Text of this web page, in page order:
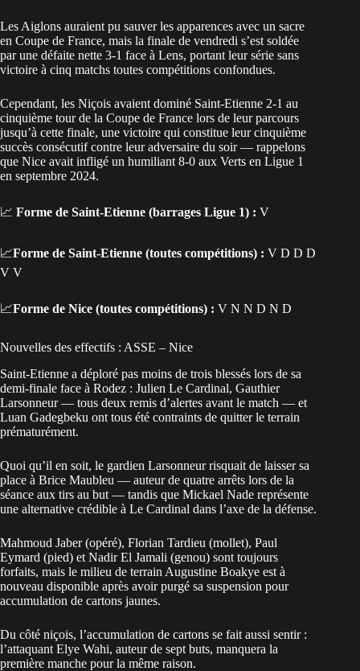
Les Aiglons auraient pu sauver les apparences avec un sacre
en Coupe de France, mais la finale de vendredi s’est soldée
par une défaite nette 3-1 face à Lens, portant leur série sans
victoire à cinq matchs toutes compétitions confondues.
Cependant, les Niçois avaient dominé Saint-Etienne 2-1 au
cinquième tour de la Coupe de France lors de leur parcours
jusqu’à cette finale, une victoire qui constitue leur cinquième
succès consécutif contre leur adversaire du soir — rappelons
que Nice avait infligé un humiliant 8-0 aux Verts en Ligue 1
en septembre 2024.
📈 Forme de Saint-Etienne (barrages Ligue 1) : V
📈Forme de Saint-Etienne (toutes compétitions) : V D D D
V V
📈Forme de Nice (toutes compétitions) : V N N D N D
Nouvelles des effectifs : ASSE – Nice
Saint-Etienne a déploré pas moins de trois blessés lors de sa
demi-finale face à Rodez : Julien Le Cardinal, Gauthier
Larsonneur — tous deux remis d’alertes avant le match — et
Luan Gadegbeku ont tous été contraints de quitter le terrain
prématurément.
Quoi qu’il en soit, le gardien Larsonneur risquait de laisser sa
place à Brice Maubleu — auteur de quatre arrêts lors de la
séance aux tirs au but — tandis que Mickael Nade représente
une alternative crédible à Le Cardinal dans l’axe de la défense.
Mahmoud Jaber (opéré), Florian Tardieu (mollet), Paul
Eymard (pied) et Nadir El Jamali (genou) sont toujours
forfaits, mais le milieu de terrain Augustine Boakye est à
nouveau disponible après avoir purgé sa suspension pour
accumulation de cartons jaunes.
Du côté niçois, l’accumulation de cartons se fait aussi sentir :
l’attaquant Elye Wahi, auteur de sept buts, manquera la
première manche pour la même raison.